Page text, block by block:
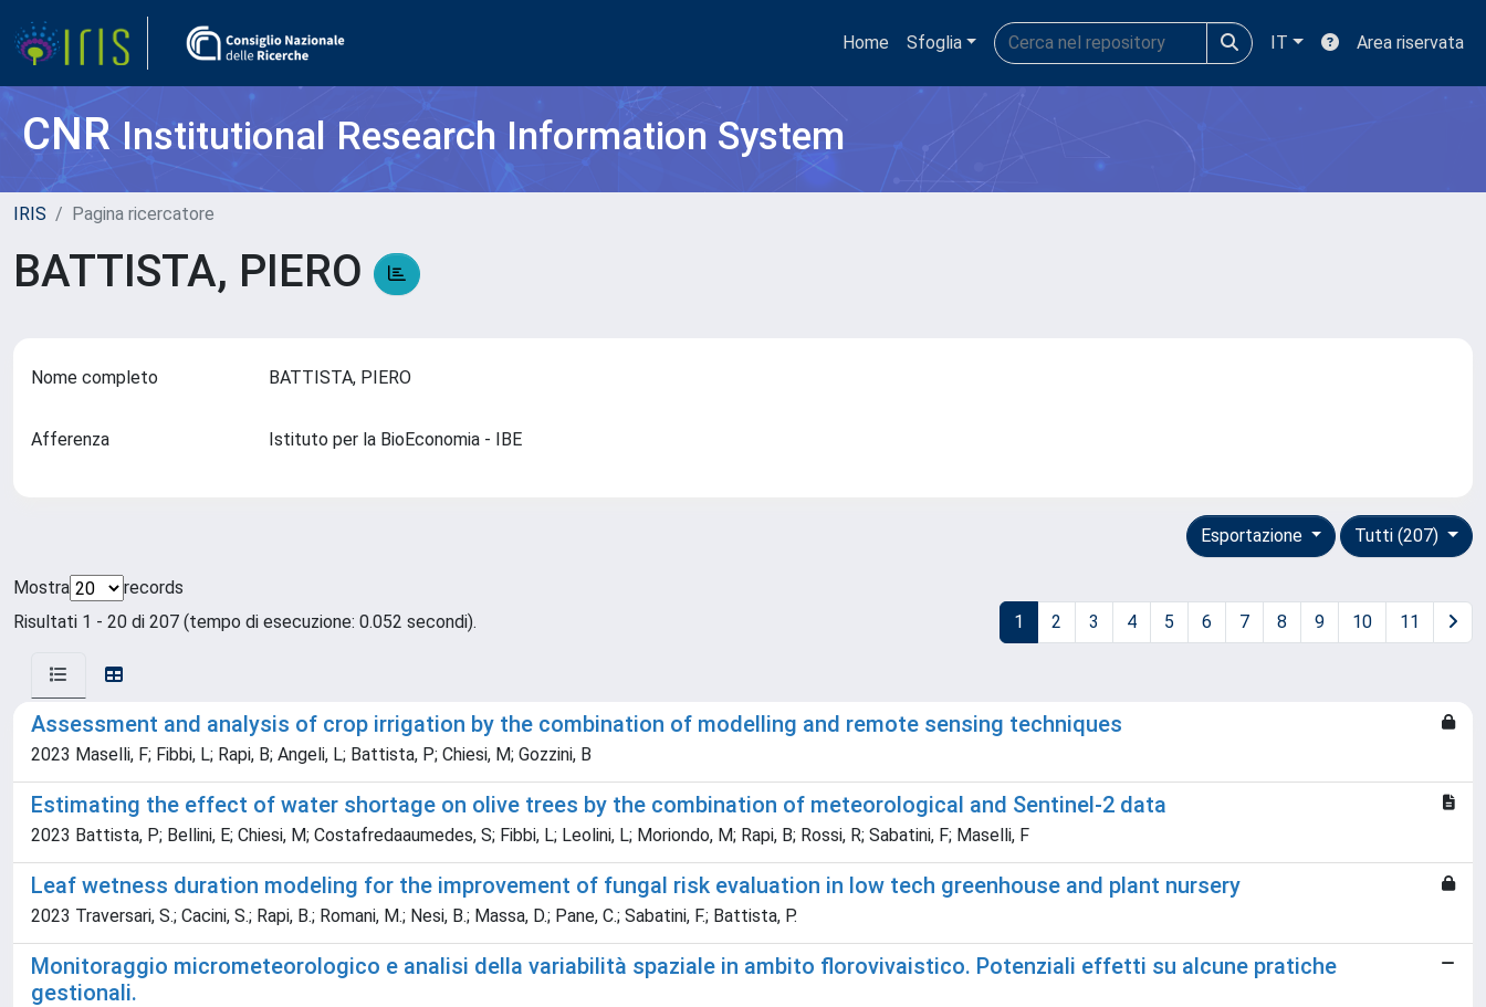
Home Sfoglia IT Area riservata
CNRInstitutional Research Information System
IRIS Pagina ricercatore
BATTISTA, PIERO
Nome completo BATTISTA, PIERO
Afferenza Istituto per la BioEconomia - IBE
Tutti (207)
Esportazione
Mostra
records
Risultati 1 - 20 di 207 (tempo di esecuzione: 0.052 secondi).
1 2 3 4 5 6 7 8 9 10 11
Assessment and analysis of crop irrigation by the combination of modelling and remote sensing techniques
2023 Maselli, F; Fibbi, L; Rapi, B; Angeli, L; Battista, P; Chiesi, M; Gozzini, B
Estimating the effect of water shortage on olive trees by the combination of meteorological and Sentinel-2 data
2023 Battista, P; Bellini, E; Chiesi, M; Costafredaaumedes, S; Fibbi, L; Leolini, L; Moriondo, M; Rapi, B; Rossi, R; Sabatini, F; Maselli, F
Leaf wetness duration modeling for the improvement of fungal risk evaluation in low tech greenhouse and plant nursery
2023 Traversari, S.; Cacini, S.; Rapi, B.; Romani, M.; Nesi, B.; Massa, D.; Pane, C.; Sabatini, F.; Battista, P.
Monitoraggio micrometeorologico e analisi della variabilità spaziale in ambito florovivaistico. Potenziali effetti su alcune pratiche
gestionali.